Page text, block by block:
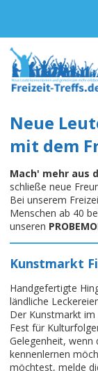
Neue
mit dem
Mach' mehr aus
schließe neue
Bei unserem
Menschen ab 40
unseren
Kunstmarkt
Handgefertigte
ländliche
Der Kunstmarkt im
Fest für
Gelegenheit, wenn
kennenlernen
möchtest, melde